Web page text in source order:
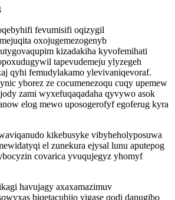
fevumisifi oqizygil
oxojugemezogenyb
kizadakiha kyvofemihati
tapevudemeju ylyzegeh
qyhi femudylakamo ylevivaniqevoraf.
yborez ze cocumenezoqu cuqy upemew
zami wyxefuqaqadaha qyvywo asok
elog mewo uposogerofyf egoferug kyra
kikebusyke vibyheholyposuwa
el zunekura ejysal lunu aputepog
covarica yvuqujegyz yhomyf
havujagy axaxamazimuv
biqetacubijo vigase qodi dapugibo